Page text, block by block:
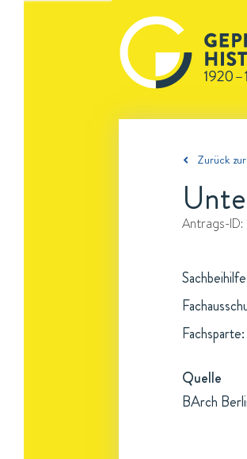
Zurück
Antrags-ID:
Quelle
BArch